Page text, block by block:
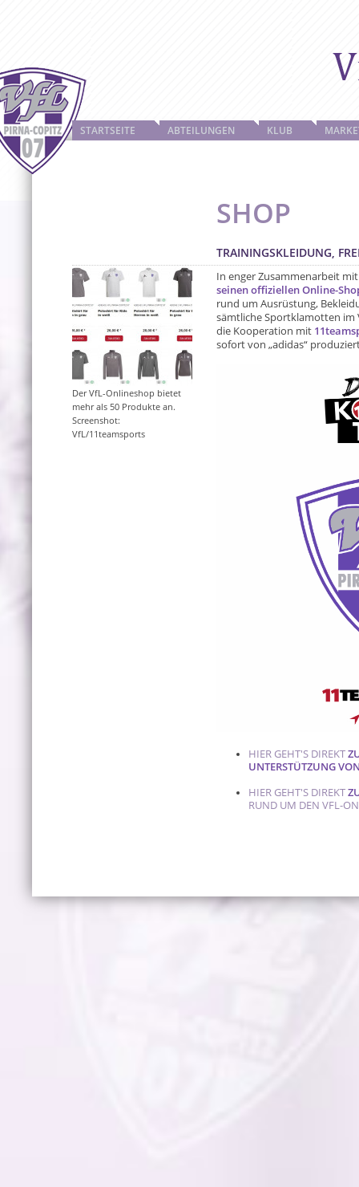
STARTSEITE ABTEILUNGEN KLUB
SHOP
TRAININGSKLEIDUNG,
In enger Zusammenarbeit
seinen offiziellen Online-
rund um Ausrüstung,
sämtliche Sportklamotten im
die Kooperation mit
sofort von „adidas“
HIER GEHT'S DIREKT
UNTERSTÜTZUNG
HIER GEHT'S DIREKT
RUND UM DEN VFL-
Der VfL-Onlineshop bietet
mehr als 50 Produkte an.
Screenshot:
VfL/11teamsports